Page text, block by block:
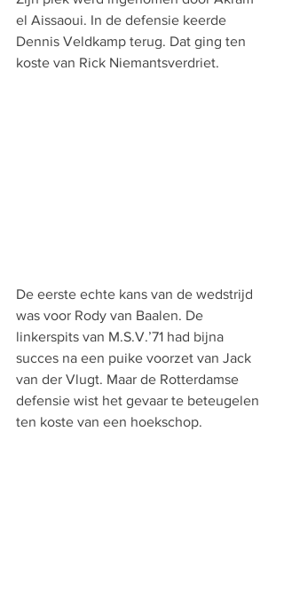
el Aissaoui. In de defensie keerde
Dennis Veldkamp terug. Dat ging ten
koste van Rick Niemantsverdriet.
De eerste echte kans van de wedstrijd
was voor Rody van Baalen. De
linkerspits van M.S.V.’71 had bijna
succes na een puike voorzet van Jack
van der Vlugt. Maar de Rotterdamse
defensie wist het gevaar te beteugelen
ten koste van een hoekschop.